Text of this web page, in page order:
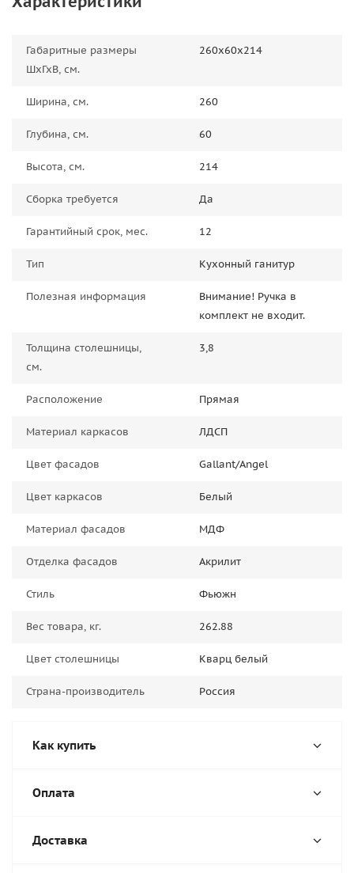
Габаритные размеры
ШхГхВ, см.
260х60х214
Ширина, см. 260
Глубина, см. 60
Высота, см. 214
Сборка требуется Да
Гарантийный срок, мес. 12
Тип Кухонный ганитур
Полезная информация
Внимание! Ручка в
комплект не входит.
Толщина столешницы,
см.
3,8
Расположение Прямая
Материал каркасов ЛДСП
Цвет фасадов Gallant/Angel
Цвет каркасов Белый
Материал фасадов МДФ
Отделка фасадов Акрилит
Стиль Фьюжн
Вес товара, кг. 262.88
Цвет столешницы Кварц белый
Страна-производитель Россия
Как купить
Оплата
Доставка